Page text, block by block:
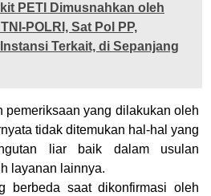
PETI Dimusnahkan oleh
POLRI, Sat Pol PP,
Terkait, di Sepanjang
pemeriksaan yang dilakukan oleh
tidak ditemukan hal-hal yang
liar baik dalam usulan
layanan lainnya.
berbeda saat dikonfirmasi oleh